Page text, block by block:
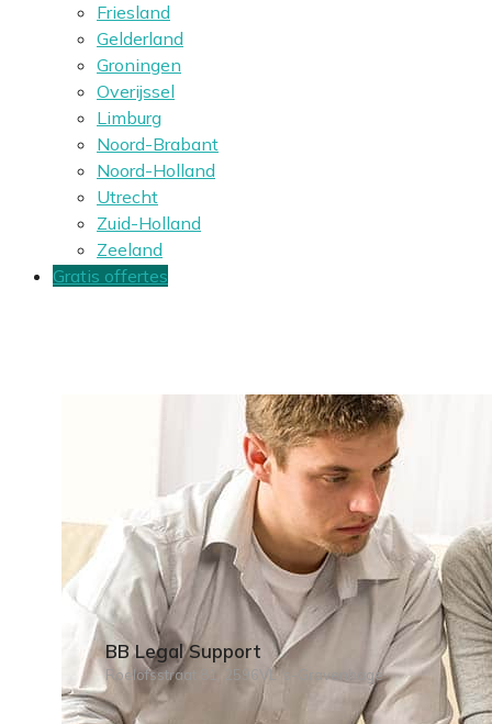
Friesland
Gelderland
Groningen
Overijssel
Limburg
Noord-Brabant
Noord-Holland
Utrecht
Zuid-Holland
Zeeland
Gratis offertes
BB Legal Support
Roelofsstraat 81, 2596VL 's-Gravenhage